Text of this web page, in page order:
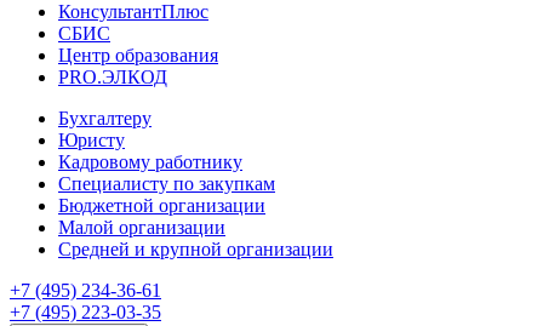
КонсультантПлюс
СБИС
Центр образования
PRO.ЭЛКОД
Бухгалтеру
Юристу
Кадровому работнику
Специалисту по закупкам
Бюджетной организации
Малой организации
Средней и крупной организации
+7 (495) 234-36-61
+7 (495) 223-03-35